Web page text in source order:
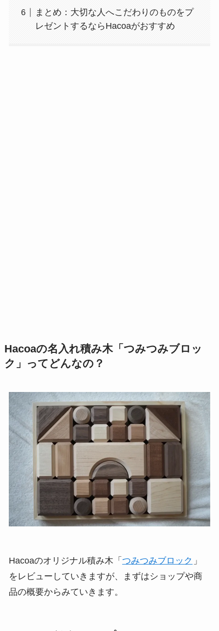
まとめ：大切な人へこだわりのものをプ
レゼントするならHacoaがおすすめ
Hacoaの名入れ積み木「つみつみブロッ
ク」ってどんなの？
Hacoaのオリジナル積み木「 つみつみブロック 」
をレビューしていきますが、まずはショップや商
品の概要からみていきます。